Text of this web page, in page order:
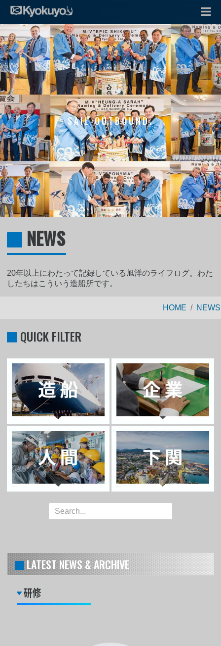
SAIL OUTBOUND.
NEWS
20年以上にわたって記録している旭洋のライフログ。わた
したちはこういう造船所です。
HOME NEWS
QUICK FILTER
LATEST NEWS & ARCHIVE
研修